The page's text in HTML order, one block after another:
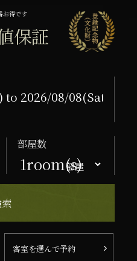
保証
お得です
部屋数
部屋
客室を選んで予約